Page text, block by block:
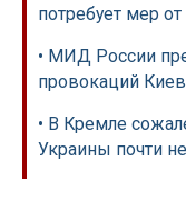
потребует мер
• МИД России
провокаций
• В Кремле
Украины почти